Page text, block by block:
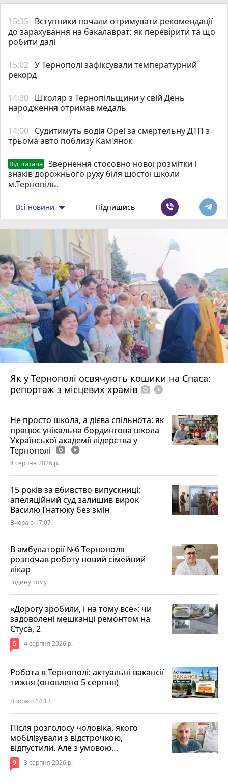
15:35
Вступники почали отримувати рекомендації
до зарахування на бакалаврат: як перевірити та що
робити далі
15:02 У Тернополі зафіксували температурний
рекорд
14:30 Школяр з Тернопільщини у свій День
народження отримав медаль
14:00 Судитимуть водія Opel за смертельну ДТП з
трьома авто поблизу Кам'янок
Від читача
Звернення стосовно нової розмітки і
знаків дорожнього руху біля шостої школи
м.Тернопіль.
Всі новини Підпишись
Як у Тернополі освячують кошики на Спаса:
репортаж з місцевих храмів photo_camera play_circle_filled
Не просто школа, а дієва спільнота: як
працює унікальна бордингова школа
Української академії лідерства у
Тернополі photo_camera play_circle_filled
4 серпня 2026 р.
15 років за вбивство випускниці:
апеляційний суд залишив вирок
Василю Гнатюку без змін
Вчора о 17:07
В амбулаторії №6 Тернополя
розпочав роботу новий сімейний
лікар
годину тому
«Дорогу зробили, і на тому все»: чи
задоволені мешканці ремонтом на
Стуса, 2
5 4 серпня 2026 р.
Робота в Тернополі: актуальні вакансії
тижня (оновлено 5 серпня)
Вчора о 14:13
Після розголосу чоловіка, якого
мобілізували з відстрочкою,
відпустили. Але з умовою…
9 3 серпня 2026 р.